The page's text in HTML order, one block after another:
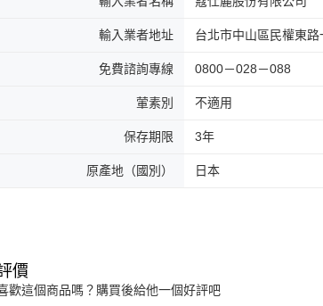
輸入業者地址 台北市中山區民權東
免費諮詢專線 0800－028－088
葷素別 不適用
保存期限 3年
原產地（國別） 日本
價
歡這個商品嗎？購買後給他一個好評吧